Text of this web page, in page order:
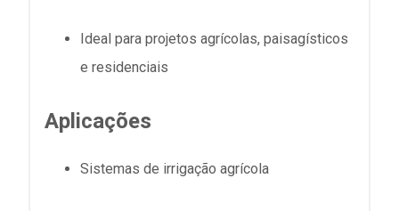
Ideal para projetos agrícolas, paisagísticos
e residenciais
Aplicações
Sistemas de irrigação agrícola